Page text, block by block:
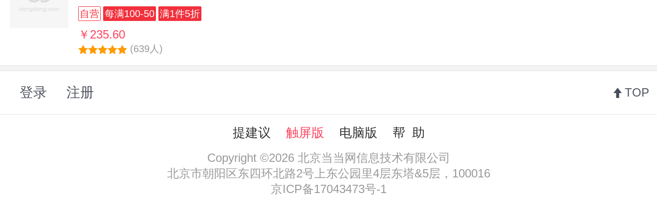
自营 每满100-50 满1件5折
￥235.60
(639人)
登录 注册 TOP
提建议 触屏版 电脑版 帮 助
Copyright ©2026 北京当当网信息技术有限公司
北京市朝阳区东四环北路2号上东公园里4层东塔&5层，100016
京ICP备17043473号-1